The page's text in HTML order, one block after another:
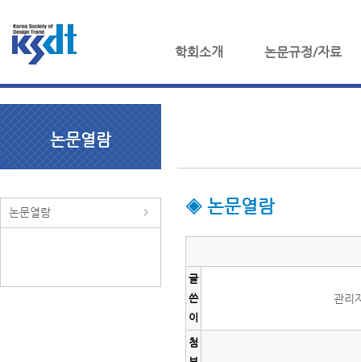
학회소개 논문규정/자료
논문열람
논문열람 ◈ 논문열람
글
쓴
이
관리
첨